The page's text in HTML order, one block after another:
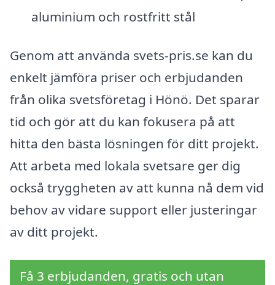
aluminium och rostfritt stål
Genom att använda svets-pris.se kan du
enkelt jämföra priser och erbjudanden
från olika svetsföretag i Hönö. Det sparar
tid och gör att du kan fokusera på att
hitta den bästa lösningen för ditt projekt.
Att arbeta med lokala svetsare ger dig
också tryggheten av att kunna nå dem vid
behov av vidare support eller justeringar
av ditt projekt.
Få 3 erbjudanden, gratis och utan